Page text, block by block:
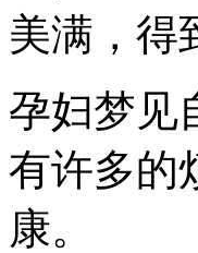
美满，得
孕妇梦见
有许多的
康。